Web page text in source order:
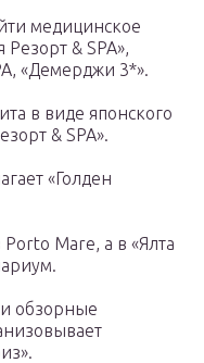
медицинское
& SPA»,
«Демерджи 3*».
в виде японского
& SPA».
«Голден
Mare, а в «Ялта
обзорные